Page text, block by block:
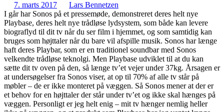
7. marts 2017
Lars Bennetzen
I går har Sonos på et pressemøde, demonstreret deres helt nye
Playbase, deres helt nye trådløse lydsystem, som både kan levere
biograflyd til dit tv når du ser film i hjemmet, og som samtidig kan
bruges som højttaler når du bare vil afspille musik. Sonos har længe
haft deres Playbar, som er en traditionel soundbar med Sonos
velkendte trådløse teknolgi. Men Playbase udviklet til at du kan
sætte dit tv oven på den, så længe tv’et vejer under 37kg. Årsagen er
at undersøgelser fra Sonos viser, at op til 70% af alle tv står på
møbler – de er ikke monteret på væggen. Så Sonos mener at der er
et behov for en højttaler der står under tv’et og ikke skal hænges på
væggen. Personligt er jeg helt enig – mit tv hænger nemlig heller